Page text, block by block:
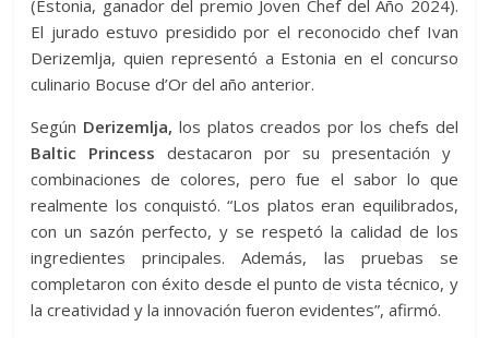
(Estonia, ganador del premio Joven Chef del Año 2024).
El jurado estuvo presidido por el reconocido chef Ivan
Derizemlja, quien representó a Estonia en el concurso
culinario Bocuse d’Or del año anterior.
Según Derizemlja, los platos creados por los chefs del
Baltic Princess destacaron por su presentación y
combinaciones de colores, pero fue el sabor lo que
realmente los conquistó. “Los platos eran equilibrados,
con un sazón perfecto, y se respetó la calidad de los
ingredientes principales. Además, las pruebas se
completaron con éxito desde el punto de vista técnico, y
la creatividad y la innovación fueron evidentes”, afirmó.